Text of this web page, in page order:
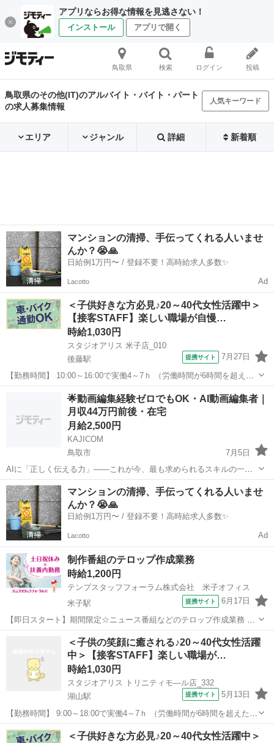
アプリならお得な情報を見逃さない！
インストール アプリで開く
鳥取県 検索 ログイン 投稿
鳥取県のその他(IT)のアルバイト・バイト・パート
の求人募集情報
人気キーワード
エリア ジャンル 詳細 新着順
マンションの清掃、手伝ってくれる人いませ
んか？😭🙏
日給例1万円〜 / 登録不要！高時給求人多数✨
Lacotto Ad
＜子供好きな方必見♪20～40代女性活躍中＞
【接客STAFF】楽しい職場が自慢…
時給1,030円
スタジオアリス 米子店_010
後藤駅
提携サイト 7月27日
【勤務時間】 10:00～16:00で実働4～7ｈ （労働時間が6時間を超えた
場合の休憩時間は法定通り） ◆土日含む週2日～・1日4ｈ～OK ◎残業
米子市 後藤駅 その他
🌟動画編集経験ゼロでもOK・AI動画編集者｜
月収44万円前後・在宅
月給2,500円
KAJICOM
鳥取市
7月5日
AIに「正しく伝える力」——これが今、最も求められるスキルの一つ
です🌟 弊社のAIプロンプトエンジニア職では、 AIツールへの指示文を
設計・テスト・改善するすべてのスキルを ゼロから身につけられま
す。 完全在...
鳥取 鳥取市 動画編集
マンションの清掃、手伝ってくれる人いませ
んか？😭🙏
日給例1万円〜 / 登録不要！高時給求人多数✨
Lacotto Ad
制作番組のテロップ作成業務
時給1,200円
テンプスタッフフォーラム株式会社 米子オフィス
米子駅
提携サイト 6月17日
【即日スタート】期間限定☆ニュース番組などのテロップ作成業務
ニュース番組や制作番組のテロップ作成・CG修正を担当するスタッフ
募集！Photoshop・Illustratorの基本操作ができれば業界未経験でも応
募OK♪先...
米子駅 その他
＜子供の笑顔に癒される♪20～40代女性活躍
中＞【接客STAFF】楽しい職場が…
時給1,030円
スタジオアリス トリニティモ—ル店_332
湖山駅
提携サイト 5月13日
【勤務時間】 9:00～18:00で実働4～7ｈ （労働時間が6時間を超えた場
合の休憩時間は法定通り） ◆土日含む週2日～・1日4ｈ～OK ◎曜日・
時間は応相談 ◎残業なし ◆シフトは毎月15日頃までに翌1ヵ月の 勤
鳥取 鳥取市 湖山駅 その他
＜子供好きな方必見♪20～40代女性活躍中＞